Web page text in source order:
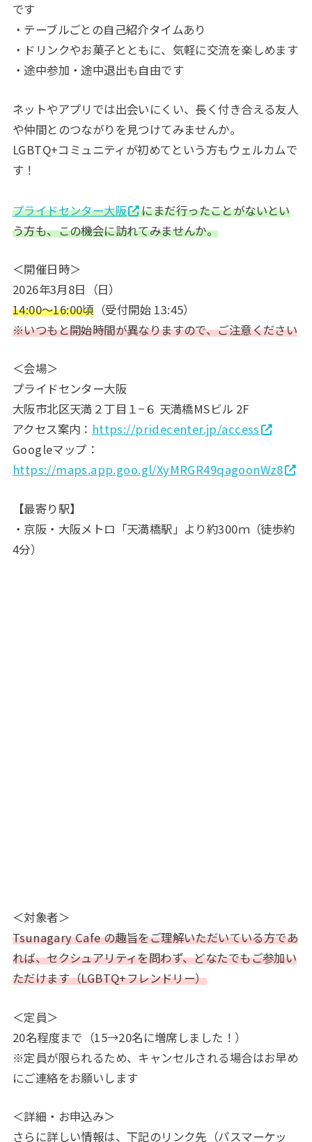
です
・テーブルごとの自己紹介タイムあり
・ドリンクやお菓子とともに、気軽に交流を楽しめます
・途中参加・途中退出も自由です
ネットやアプリでは出会いにくい、長く付き合える友人
や仲間とのつながりを見つけてみませんか。
LGBTQ+コミュニティが初めてという方もウェルカムで
す！
プライドセンター大阪
にまだ行ったことがないとい
う方も、この機会に訪れてみませんか。
＜開催日時＞
2026年3月8日（日）
14:00〜16:00頃（受付開始 13:45）
※いつもと開始時間が異なりますので、ご注意ください
＜会場＞
プライドセンター大阪
大阪市北区天満２丁目１−６ 天満橋MSビル 2F
アクセス案内： https://pridecenter.jp/access
Googleマップ：
https://maps.app.goo.gl/XyMRGR49qagoonWz8
【最寄り駅】
・京阪・大阪メトロ「天満橋駅」より約300ｍ（徒歩約
4分）
＜対象者＞
Tsunagary Cafe の趣旨をご理解いただいている方であ
れば、セクシュアリティを問わず、どなたでもご参加い
ただけます（LGBTQ+フレンドリー）
＜定員＞
20名程度まで（15→20名に増席しました！）
※定員が限られるため、キャンセルされる場合はお早め
にご連絡をお願いします
＜詳細・お申込み＞
さらに詳しい情報は、下記のリンク先（パスマーケッ